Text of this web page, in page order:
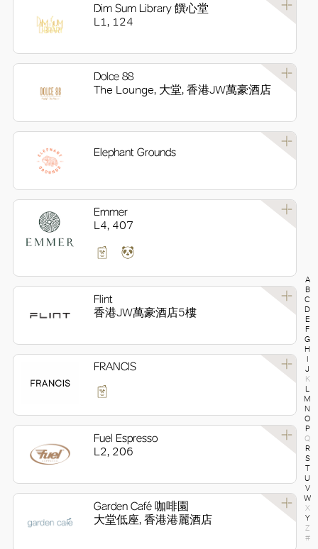
Dim Sum Library 饌心堂
L1, 124
Dolce 88
The Lounge, 大堂, 香港JW萬豪酒店
Elephant Grounds
Emmer
L4, 407
Flint
香港JW萬豪酒店5樓
FRANCIS
Fuel Espresso
L2, 206
Garden Café 咖啡園
大堂低座, 香港港麗酒店
A
B
C
D
E
F
G
H
I
J
K
L
M
N
O
P
Q
R
S
T
U
V
W
X
Y
Z
#